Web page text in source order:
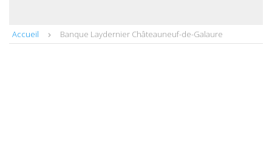
Accueil Banque Laydernier Châteauneuf-de-Galaure